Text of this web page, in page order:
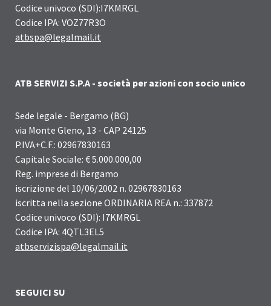
Codice univoco (SDI):I7KMRGL
Codice IPA: VOZ77R3O
atbspa@legalmail.it
ATB SERVIZI S.P.A - società per azioni con socio unico
Sede legale - Bergamo (BG)
via Monte Gleno, 13 - CAP 24125
P.IVA+C.F.: 02967830163
Capitale Sociale: € 5.000.000,00
Reg. imprese di Bergamo
iscrizione del 10/06/2002 n. 02967830163
iscritta nella sezione ORDINARIA REA n.: 337872
Codice univoco (SDI): I7KMRGL
Codice IPA: 4QTL3EL5
atbservizispa@legalmail.it
SEGUICI SU